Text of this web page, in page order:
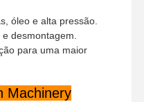
óleo e alta pressão.
desmontagem.
para uma maior
Machinery